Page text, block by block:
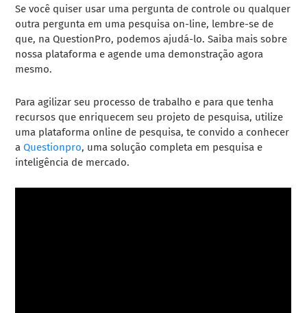
Se você quiser usar uma pergunta de controle ou qualquer
outra pergunta em uma pesquisa on-line, lembre-se de
que, na QuestionPro, podemos ajudá-lo. Saiba mais sobre
nossa plataforma e agende uma demonstração agora
mesmo.
Para agilizar seu processo de trabalho e para que tenha
recursos que enriquecem seu projeto de pesquisa, utilize
uma plataforma online de pesquisa, te convido a conhecer
a Questionpro, uma solução completa em pesquisa e
inteligência de mercado.